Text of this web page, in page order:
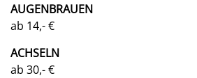
AUGENBRAUEN
ab 14,- €
ACHSELN
ab 30,- €